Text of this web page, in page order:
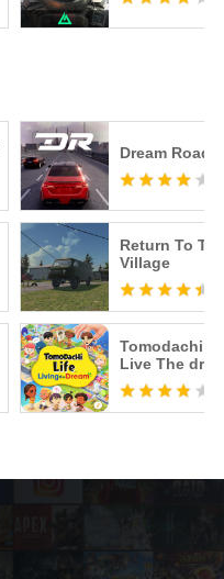
Dream Road:
Return To
Village
Tomodachi
Live The